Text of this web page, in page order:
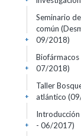
Seminario
común
09/2018)
+
07/2018)
+
Taller
atlántico
+
- 06/2017)
+